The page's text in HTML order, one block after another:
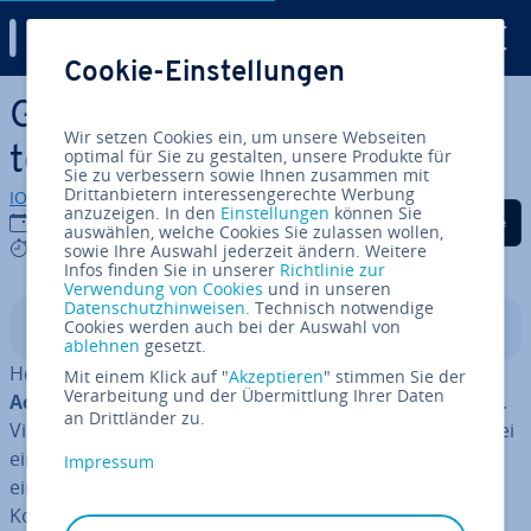
Zum Haupt­in­halt springen
Gmail-Wei­ter­lei­tung ein­rich­
ten: Einfach erklärt
IONOS Redaktion
15.05.2020
4 mins
Auf Facebook teilen
Auf Twitter teilen
Auf LinkedIn
In­halts­ver­zeich­nis
Heut­zu­ta­ge ist es nicht un­ge­wöhn­lich,mehrere E-Mail-
Accounts bei un­ter­schied­li­chen Anbieternzu pflegen.
Viele Menschen haben einen privaten E-Mail-Account bei
einem Anbieter und ein be­ruf­li­ches E-Mail-Konto bei
einem anderen. Der ständige Wechsel zwischen den
Konten ist zeit­rau­bend und äußerst un­prak­tisch. Viel
Cookie-Einstellungen
Wir setzen Cookies ein, um unsere Webseiten
optimal für Sie zu gestalten, unsere Produkte für
Sie zu verbessern sowie Ihnen zusammen mit
Drittanbietern interessengerechte Werbung
anzuzeigen. In den Einstellungen können Sie
auswählen, welche Cookies Sie zulassen wollen,
sowie Ihre Auswahl jederzeit ändern. Weitere
Infos finden Sie in unserer Richtlinie zur
Verwendung von Cookies und in unseren
Datenschutzhinweisen. Technisch notwendige
Cookies werden auch bei der Auswahl von
ablehnen gesetzt.
Mit einem Klick auf "Akzeptieren" stimmen Sie der
Verarbeitung und der Übermittlung Ihrer Daten
an Drittländer zu.
Impressum